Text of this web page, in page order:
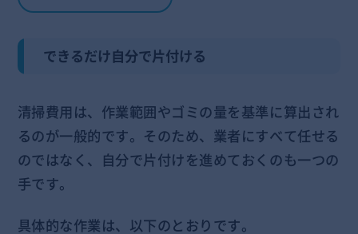
できるだけ自分で片付ける
清掃費用は、作業範囲やゴミの量を基準に算出され
るのが一般的です。そのため、業者にすべて任せる
のではなく、自分で片付けを進めておくのも一つの
手です。
具体的な作業は、以下のとおりです。